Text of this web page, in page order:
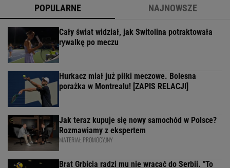
POPULARNE NAJNOWSZE
Cały świat widział, jak Switolina potraktowała
rywalkę po meczu
Hurkacz miał już piłki meczowe. Bolesna
porażka w Montrealu! [ZAPIS RELACJI]
Jak teraz kupuje się nowy samochód w Polsce?
Rozmawiamy z ekspertem
MATERIAŁ PROMOCYJNY
Brat Grbicia radzi mu nie wracać do Serbii. "To